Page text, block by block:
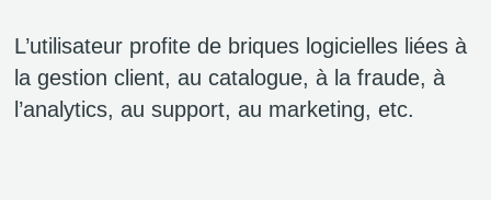
L’utilisateur profite de briques logicielles liées à
la gestion client, au catalogue, à la fraude, à
l’analytics, au support, au marketing, etc.